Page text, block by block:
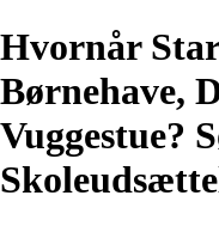
Hvornår
Børnehave,
Vuggestue?